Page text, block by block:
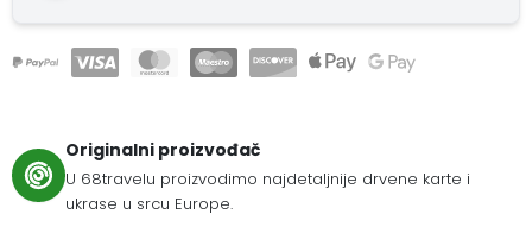
Originalni proizvođač
U 68travelu proizvodimo najdetaljnije drvene karte i
ukrase u srcu Europe.